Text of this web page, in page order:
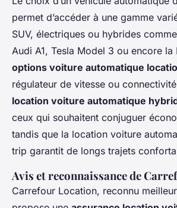
permet d’accéder à une gamme
SUV, électriques ou hybrides
Audi A1, Tesla Model 3 ou encore la
options voiture automatique
régulateur de vitesse ou
location voiture automatique
ceux qui souhaitent conjuguer
tandis que la location voiture
trip garantit de longs trajets
Avis et reconnaissance de
Carrefour Location, reconnu